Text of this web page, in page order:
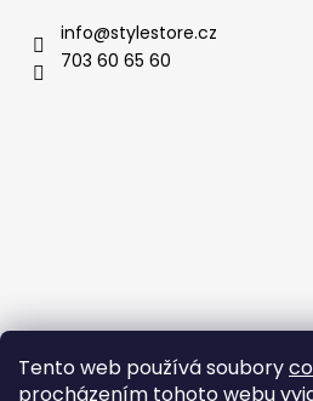
Tento web používá soubory
procházením tohoto webu
info@stylestore.cz
703 60 65 60